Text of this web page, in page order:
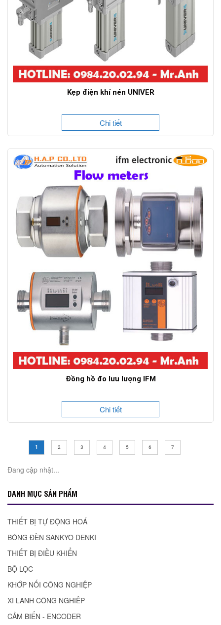
Kẹp điện khí nén UNIVER
Chi tiết
Đồng hồ đo lưu lượng IFM
Chi tiết
1 2 3 4 5 6 7
Đang cập nhật...
DANH MỤC SẢN PHẨM
THIẾT BỊ TỰ ĐỘNG HOÁ
BÓNG ĐÈN SANKYO DENKI
THIẾT BỊ ĐIỀU KHIỂN
BỘ LỌC
KHỚP NỐI CÔNG NGHIỆP
XI LANH CÔNG NGHIÊP
CẢM BIẾN - ENCODER